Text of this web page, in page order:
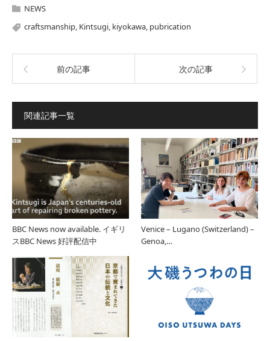
NEWS
craftsmanship Kintsugi kiyokawa pubrication
前の記事 次の記事
関連記事一覧
BBC News now available. イギリ
スBBC News 好評配信中
Venice – Lugano (Switzerland) –
Genoa,…